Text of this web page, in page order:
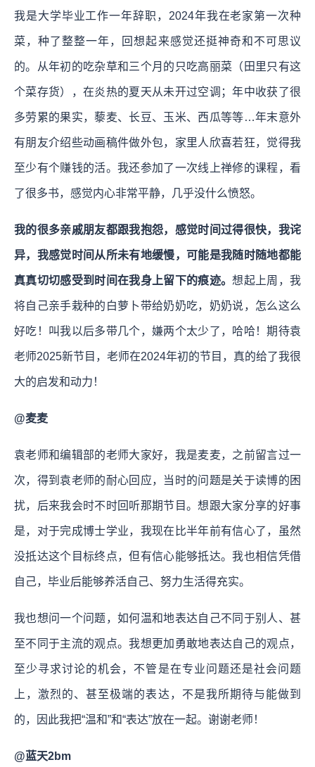
我是大学毕业工作一年辞职，2024年我在老家第一次种
菜，种了整整一年，回想起来感觉还挺神奇和不可思议
的。从年初的吃杂草和三个月的只吃高丽菜（田里只有这
个菜存货），在炎热的夏天从未开过空调；年中收获了很
多劳累的果实，藜麦、长豆、玉米、西瓜等等…年末意外
有朋友介绍些动画稿件做外包，家里人欣喜若狂，觉得我
至少有个赚钱的活。我还参加了一次线上禅修的课程，看
了很多书，感觉内心非常平静，几乎没什么愤怒。
我的很多亲戚朋友都跟我抱怨，感觉时间过得很快，我诧
异，我感觉时间从所未有地缓慢，可能是我随时随地都能
真真切切感受到时间在我身上留下的痕迹。想起上周，我
将自己亲手栽种的白萝卜带给奶奶吃，奶奶说，怎么这么
好吃！叫我以后多带几个，嫌两个太少了，哈哈！期待袁
老师2025新节目，老师在2024年初的节目，真的给了我很
大的启发和动力！
@麦麦
袁老师和编辑部的老师大家好，我是麦麦，之前留言过一
次，得到袁老师的耐心回应，当时的问题是关于读博的困
扰，后来我会时不时回听那期节目。想跟大家分享的好事
是，对于完成博士学业，我现在比半年前有信心了，虽然
没抵达这个目标终点，但有信心能够抵达。我也相信凭借
自己，毕业后能够养活自己、努力生活得充实。
我也想问一个问题，如何温和地表达自己不同于别人、甚
至不同于主流的观点。我想更加勇敢地表达自己的观点，
至少寻求讨论的机会，不管是在专业问题还是社会问题
上，激烈的、甚至极端的表达，不是我所期待与能做到
的，因此我把“温和”和“表达”放在一起。谢谢老师！
@蓝天2bm